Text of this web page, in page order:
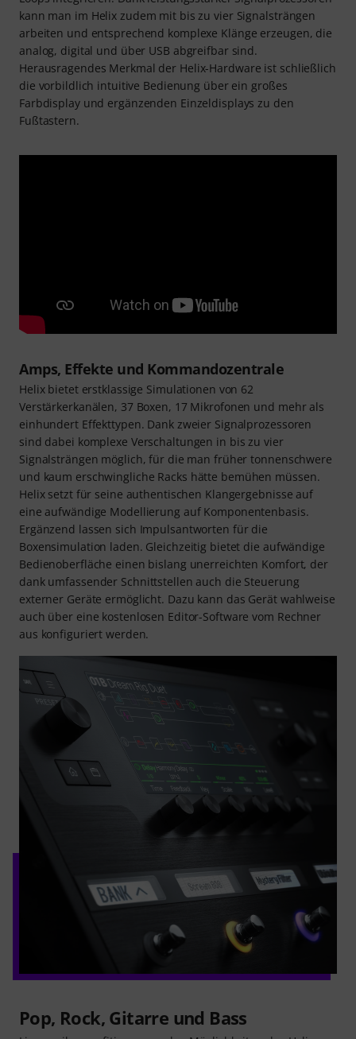
kann man im Helix zudem mit bis zu vier Signalsträngen
arbeiten und entsprechend komplexe Klänge erzeugen, die
analog, digital und über USB abgreifbar sind.
Herausragendes Merkmal der Helix-Hardware ist schließlich
die vorbildlich intuitive Bedienung über ein großes
Farbdisplay und ergänzenden Einzeldisplays zu den
Fußtastern.
Amps, Effekte und Kommandozentrale
Helix bietet erstklassige Simulationen von 62
Verstärkerkanälen, 37 Boxen, 17 Mikrofonen und mehr als
einhundert Effekttypen. Dank zweier Signalprozessoren
sind dabei komplexe Verschaltungen in bis zu vier
Signalsträngen möglich, für die man früher tonnenschwere
und kaum erschwingliche Racks hätte bemühen müssen.
Helix setzt für seine authentischen Klangergebnisse auf
eine aufwändige Modellierung auf Komponentenbasis.
Ergänzend lassen sich Impulsantworten für die
Boxensimulation laden. Gleichzeitig bietet die aufwändige
Bedienoberfläche einen bislang unerreichten Komfort, der
dank umfassender Schnittstellen auch die Steuerung
externer Geräte ermöglicht. Dazu kann das Gerät wahlweise
auch über eine kostenlosen Editor-Software vom Rechner
aus konfiguriert werden.
Pop, Rock, Gitarre und Bass